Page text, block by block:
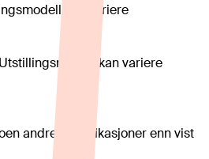
kan variere
Utstillingsmodell kan variere
andre spesifikasjoner enn vist